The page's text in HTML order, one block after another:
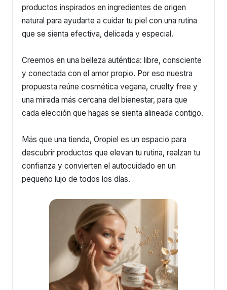
productos inspirados en ingredientes de origen
natural para ayudarte a cuidar tu piel con una rutina
que se sienta efectiva, delicada y especial.
Creemos en una belleza auténtica: libre, consciente
y conectada con el amor propio. Por eso nuestra
propuesta reúne cosmética vegana, cruelty free y
una mirada más cercana del bienestar, para que
cada elección que hagas se sienta alineada contigo.
Más que una tienda, Oropiel es un espacio para
descubrir productos que elevan tu rutina, realzan tu
confianza y convierten el autocuidado en un
pequeño lujo de todos los días.